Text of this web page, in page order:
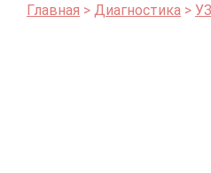
Главная Диагностика